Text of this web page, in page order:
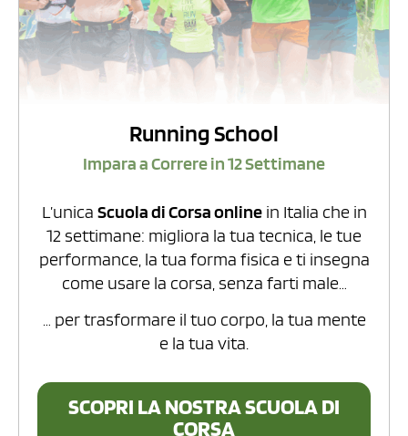
Running School
Impara a Correre in 12 Settimane
L’unica Scuola di Corsa onlinein Italia che in
12 settimane: migliora la tua tecnica, le tue
performance, la tua forma fisica e ti insegna
come usare la corsa, senza farti male…
… per trasformare il tuo corpo, la tua mente
e la tua vita.
SCOPRI LA NOSTRA SCUOLA DI
CORSA